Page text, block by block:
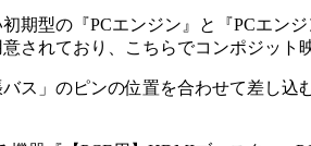
期型の『PCエンジン』と『PCエン
されており、こちらでコンポジット
ス」のピンの位置を合わせて差し